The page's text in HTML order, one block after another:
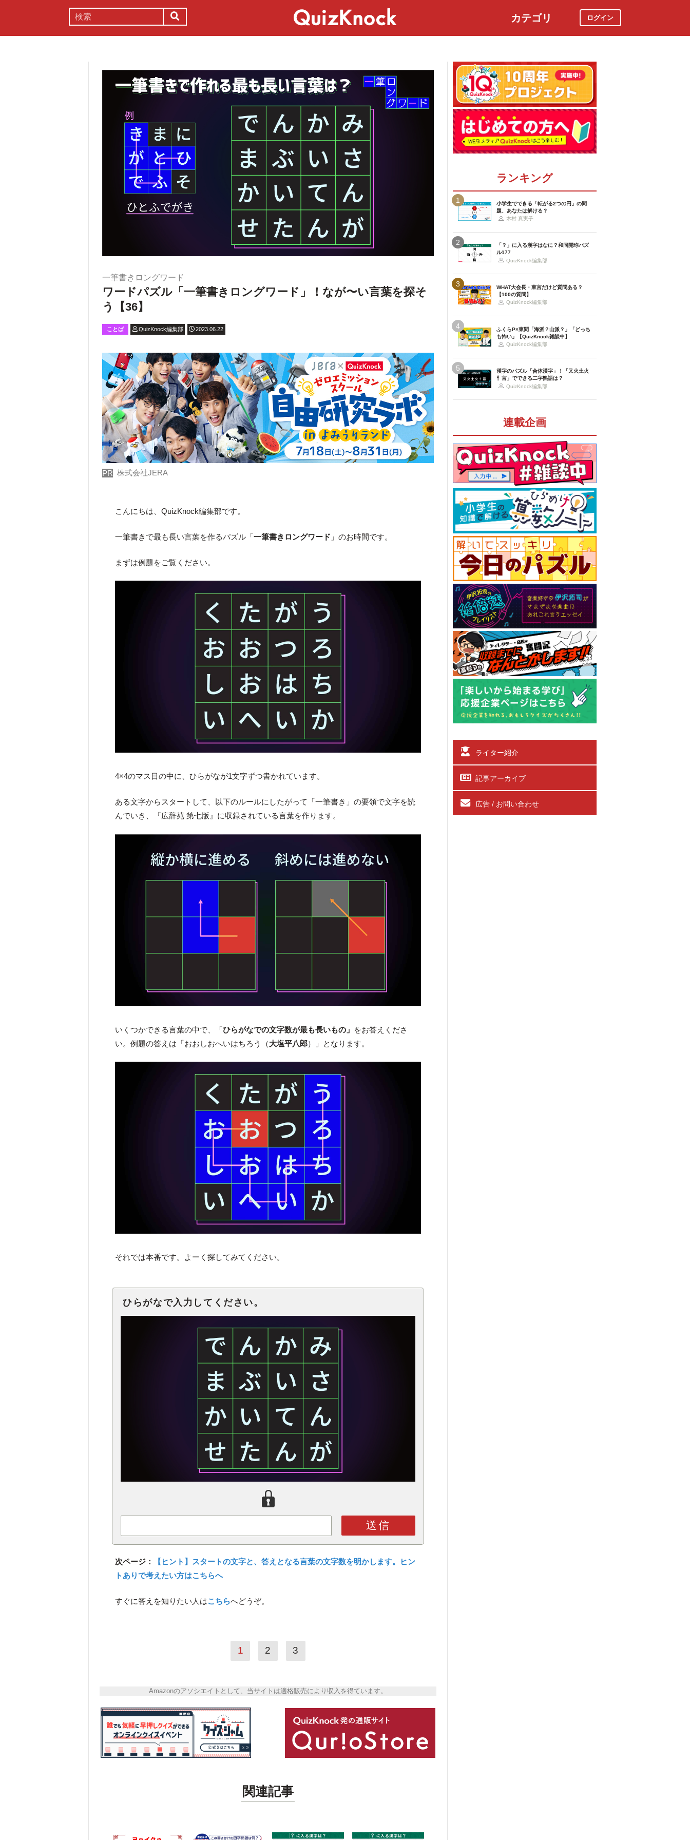
カテゴリ ログイン
一筆書きロングワード
ワードパズル「一筆書きロングワード」！なが〜い言葉を探そ
う【36】
ことば QuizKnock編集部 2023.06.22
PR 株式会社JERA
こんにちは、QuizKnock編集部です。
一筆書きで最も長い言葉を作るパズル「一筆書きロングワード 」のお時間です。
まずは例題をご覧ください。
4×4のマス目の中に、ひらがなが1文字ずつ書かれています。
ある文字からスタートして、以下のルールにしたがって「一筆書き」の要領で文字を読
んでいき、『広辞苑 第七版』に収録されている言葉を作ります。
いくつかできる言葉の中で、「ひらがなでの文字数が最も長いもの」 をお答えくださ
い。例題の答えは「おおしおへいはちろう（大塩平八郎）」となります。
それでは本番です。よーく探してみてください。
ひらがなで入力してください。
送信
次ページ：
【ヒント】スタートの文字と、答えとなる言葉の文字数を明かします。ヒン
トありで考えたい方はこちらへ
すぐに答えを知りたい人はこちらへどうぞ。
1 2 3
Amazonのアソシエイトとして、当サイトは適格販売により収入を得ています。
関連記事
ランキング
1
小学生でできる「転がる2つの円」の問
題、あなたは解ける？
木村 真実子
2
「？」に入る漢字はなに？和同開珎パズ
ル177
QuizKnock編集部
3
WHAT大会長・東言だけど質問ある？
【100の質問】
QuizKnock編集部
4
ふくらP×東問「海派？山派？」「どっち
も怖い」【QuizKnock雑談中】
QuizKnock編集部
5
漢字のパズル「合体漢字」！「又火土火
忄言」でできる二字熟語は？
QuizKnock編集部
連載企画
ライター紹介
記事アーカイブ
広告 / お問い合わせ